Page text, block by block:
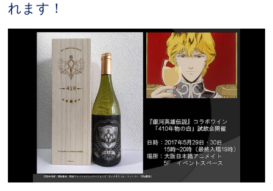
れます！